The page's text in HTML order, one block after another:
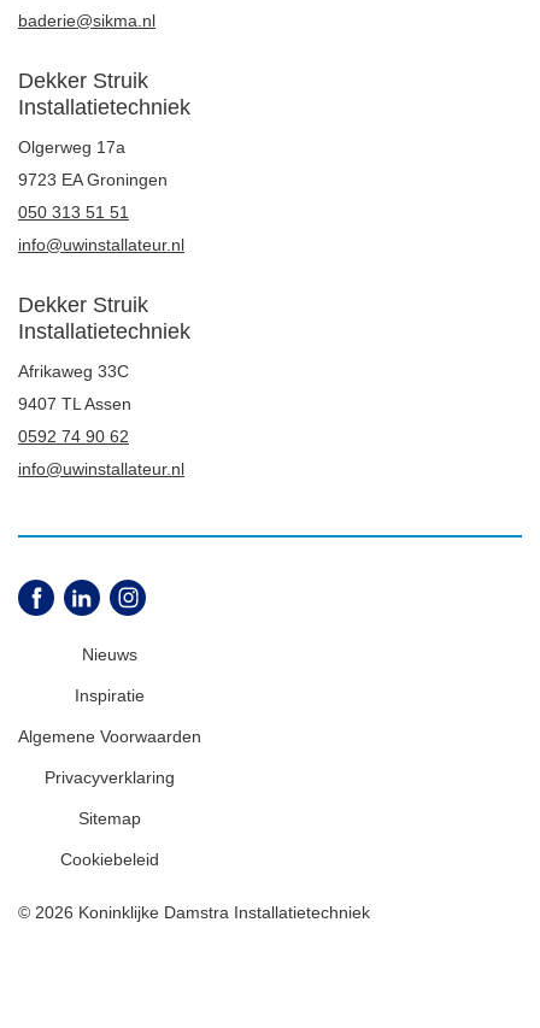
baderie@sikma.nl
Dekker Struik
Installatietechniek
Olgerweg 17a
9723 EA Groningen
050 313 51 51
info@uwinstallateur.nl
Dekker Struik
Installatietechniek
Afrikaweg 33C
9407 TL Assen
0592 74 90 62
info@uwinstallateur.nl
© 2026 Koninklijke Damstra Installatietechniek
Nieuws
Inspiratie
Algemene Voorwaarden
Privacyverklaring
Sitemap
Cookiebeleid